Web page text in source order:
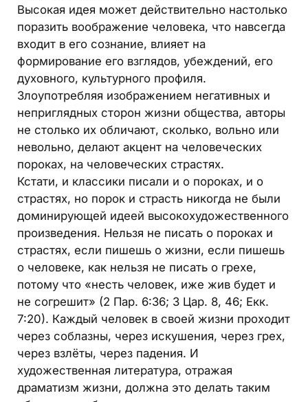
Высокая идея может действительно настолько
поразить воображение человека, что навсегда
входит в его сознание, влияет на
формирование его взглядов, убеждений, его
духовного, культурного профиля.
Злоупотребляя изображением негативных и
неприглядных сторон жизни общества, авторы
не столько их обличают, сколько, вольно или
невольно, делают акцент на человеческих
пороках, на человеческих страстях.
Кстати, и классики писали и о пороках, и о
страстях, но порок и страсть никогда не были
доминирующей идеей высокохудожественного
произведения. Нельзя не писать о пороках и
страстях, если пишешь о жизни, если пишешь
о человеке, как нельзя не писать о грехе,
потому что «несть человек, иже жив будет и
не согрешит» (2 Пар. 6:36; 3 Цар. 8, 46; Екк.
7:20). Каждый человек в своей жизни проходит
через соблазны, через искушения, через грех,
через взлёты, через падения. И
художественная литература, отражая
драматизм жизни, должна это делать таким